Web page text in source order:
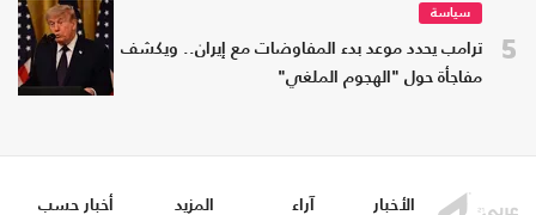
5
سياسة
ترامب يحدد موعد بدء المفاوضات مع إيران.. ويكشف
مفاجأة حول "الهجوم الملغي"
الأخبار آراء المزيد
أخبار حسب